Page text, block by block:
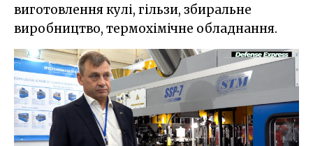
виготовлення кулі, гільзи, збиральне
виробництво, термохімічне обладнання.